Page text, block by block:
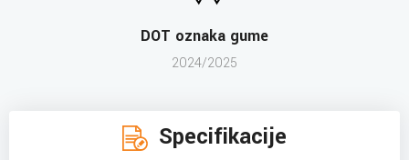
DOT oznaka gume
2024/2025
Specifikacije